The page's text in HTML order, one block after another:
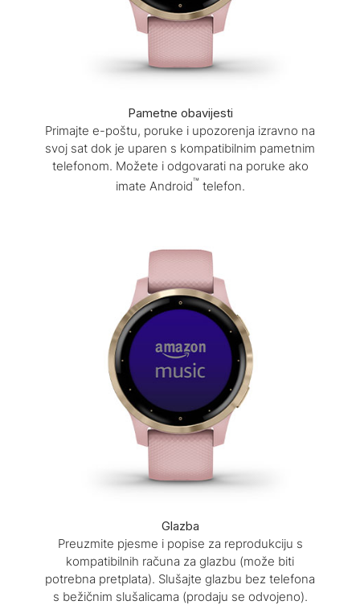
Pametne obavijesti
Primajte e-poštu, poruke i upozorenja izravno na
svoj sat dok je uparen s kompatibilnim pametnim
telefonom. Možete i odgovarati na poruke ako
imate Android™telefon.
Glazba
Preuzmite pjesme i popise za reprodukciju s
kompatibilnih računa za glazbu (može biti
potrebna pretplata). Slušajte glazbu bez telefona
s bežičnim slušalicama (prodaju se odvojeno).